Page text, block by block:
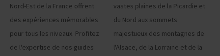
Nord-Est de la France offrent
des expériences mémorables
pour tous les niveaux. Profitez
de l'expertise de nos guides
vastes plaines de la Picardie et
du Nord aux sommets
majestueux des montagnes de
l'Alsace, de la Lorraine et de la